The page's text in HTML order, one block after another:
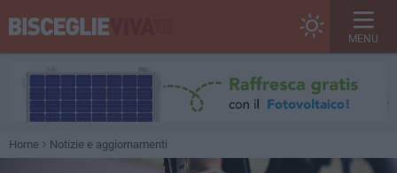
MENU
Home Notizie e aggiornamenti